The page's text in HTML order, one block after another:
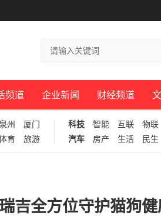
频道 企业新闻 财经频道
泉州
厦门
育 旅游
科技 智能 互联
物联
汽车
房产 生活 民生
吉全方位守护猫狗健